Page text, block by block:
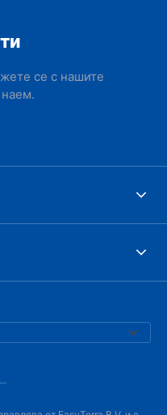
се с нашите